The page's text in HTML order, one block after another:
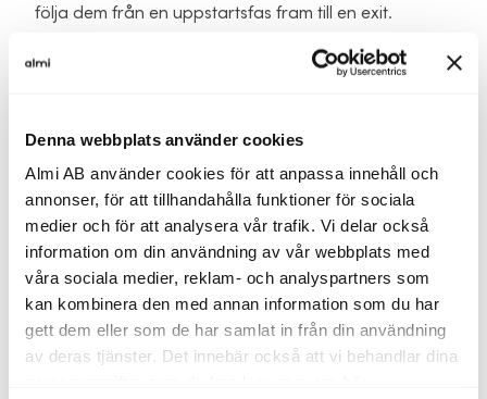
Denna webbplats använder cookies
Almi AB använder cookies för att anpassa innehåll och
annonser, för att tillhandahålla funktioner för sociala
medier och för att analysera vår trafik. Vi delar också
information om din användning av vår webbplats med
våra sociala medier, reklam- och analyspartners som
kan kombinera den med annan information som du har
gett dem eller som de har samlat in från din användning
av deras tjänster. Det innebär också att vi behandlar dina
följa dem från en uppstartsfas fram till en exit.
Portföljbolag
Ett urval av de bolag Anna jobbar med.
Våra portföljbolag
Emulsi Biotech